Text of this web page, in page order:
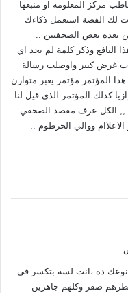
مركز المعلومة او منبعها
لك الفصة استعمل ذكاءك
بعده بعض الصحفيين ..
وذكر كلمة لم يجد اي
غرض كبير واوصلت رسالة
المؤتمر مؤتمر يعبر متوازن
كذلك المؤتمر الذي قيل لنا
,, الكل عرف مقصد الصحفي
ووالي الخرطوم ..
نوعك ده ،انت لسه بتكسر في
صفر وكلهم جاهزين